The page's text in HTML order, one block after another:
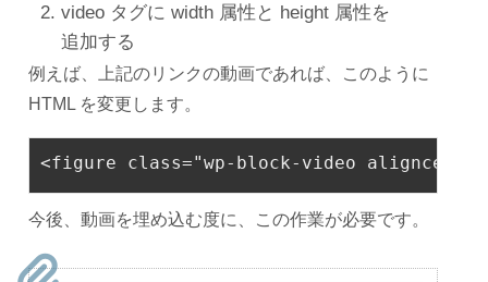
video タグに width 属性と height 属性を
追加する
例えば、上記のリンクの動画であれば、このように
HTML を変更します。
<figure class="wp-block-video
今後、動画を埋め込む度に、この作業が必要です。